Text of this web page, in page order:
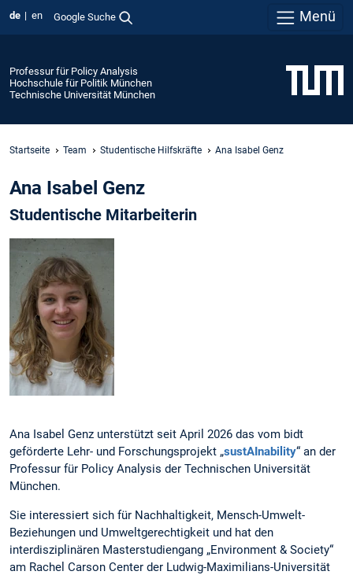
de en Google Suche Menü
Professur für Policy Analysis
Hochschule für Politik München
Technische Universität München
Startseite Team Studentische Hilfskräfte Ana Isabel Genz
Ana Isabel Genz
Studentische Mitarbeiterin
Ana Isabel Genz unterstützt seit April 2026 das vom bidt
geförderte Lehr- und Forschungsprojekt „sustAInability“ an der
Professur für Policy Analysis der Technischen Universität
München.
Sie interessiert sich für Nachhaltigkeit, Mensch-Umwelt-
Beziehungen und Umweltgerechtigkeit und hat den
interdisziplinären Masterstudiengang „Environment & Society“
am Rachel Carson Center der Ludwig-Maximilians-Universität